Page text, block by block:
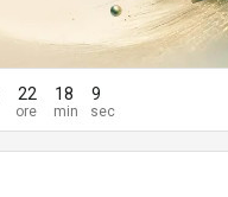
22 18 8